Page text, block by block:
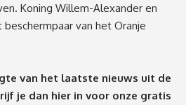
Koning Willem-Alexander en
beschermpaar van het Oranje
van het laatste nieuws uit de
je dan hier in voor onze gratis